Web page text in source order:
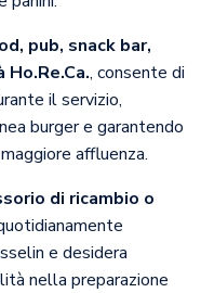
pub, snack bar,
, consente di
il servizio,
burger e garantendo
affluenza.
di ricambio o
e desidera
nella preparazione